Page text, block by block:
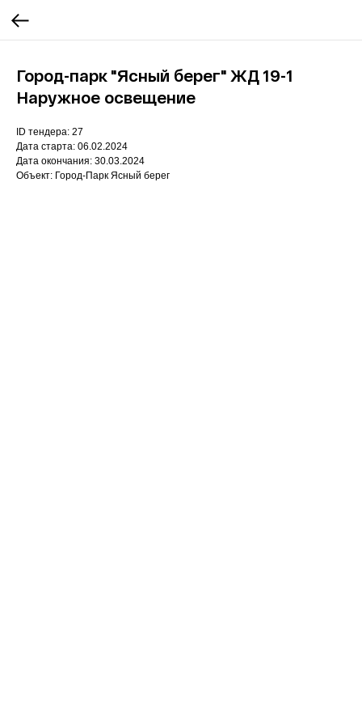
Город-парк "Ясный берег" ЖД 19-1
Наружное освещение
ID тендера: 27
Дата старта: 06.02.2024
Дата окончания: 30.03.2024
Объект: Город-Парк Ясный берег